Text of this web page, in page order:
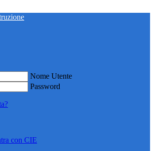
Nome Utente
Password
con CIE